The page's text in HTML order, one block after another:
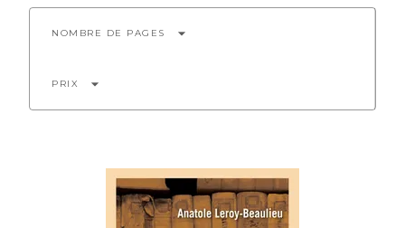
NOMBRE DE PAGES arrow_drop_down
PRIX arrow_drop_down